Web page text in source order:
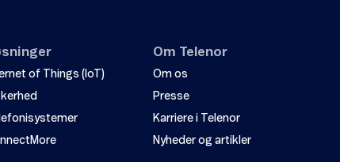
of Things (IoT)
Om Telenor
Om os
Presse
Karriere i Telenor
Nyheder og artikler